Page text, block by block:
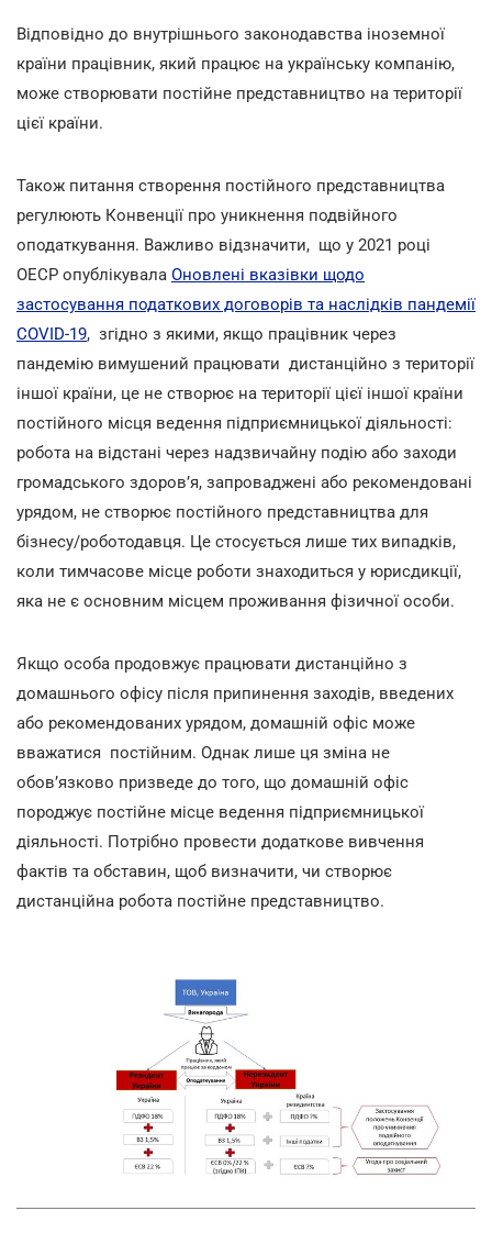
Відповідно до внутрішнього законодавства іноземної
країни працівник, який працює на українську компанію,
може створювати постійне представництво на території
цієї країни.
Також питання створення постійного представництва
регулюють Конвенції про уникнення подвійного
оподаткування. Важливо відзначити, що у 2021 році
ОЕСР опублікувала Оновлені вказівки щодо
застосування податкових договорів та наслідків пандемії
COVID-19, згідно з якими, якщо працівник через
пандемію вимушений працювати дистанційно з території
іншої країни, це не створює на території цієї іншої країни
постійного місця ведення підприємницької діяльності:
робота на відстані через надзвичайну подію або заходи
громадського здоров’я, запроваджені або рекомендовані
урядом, не створює постійного представництва для
бізнесу/роботодавця. Це стосується лише тих випадків,
коли тимчасове місце роботи знаходиться у юрисдикції,
яка не є основним місцем проживання фізичної особи.
Якщо особа продовжує працювати дистанційно з
домашнього офісу після припинення заходів, введених
або рекомендованих урядом, домашній офіс може
вважатися постійним. Однак лише ця зміна не
обов’язково призведе до того, що домашній офіс
породжує постійне місце ведення підприємницької
діяльності. Потрібно провести додаткове вивчення
фактів та обставин, щоб визначити, чи створює
дистанційна робота постійне представництво.